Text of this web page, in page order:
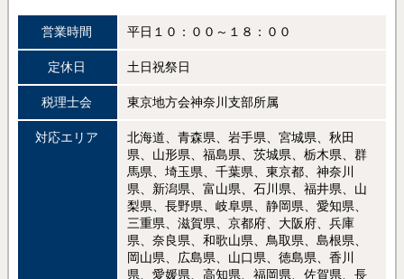
営業時間 平日１０：００～１８：００
定休日 土日祝祭日
税理士会 東京地方会神奈川支部所属
対応エリア
北海道、青森県、岩手県、宮城県、秋田
県、山形県、福島県、茨城県、栃木県、群
馬県、埼玉県、千葉県、東京都、神奈川
県、新潟県、富山県、石川県、福井県、山
梨県、長野県、岐阜県、静岡県、愛知県、
三重県、滋賀県、京都府、大阪府、兵庫
県、奈良県、和歌山県、鳥取県、島根県、
岡山県、広島県、山口県、徳島県、香川
県、愛媛県、高知県、福岡県、佐賀県、長